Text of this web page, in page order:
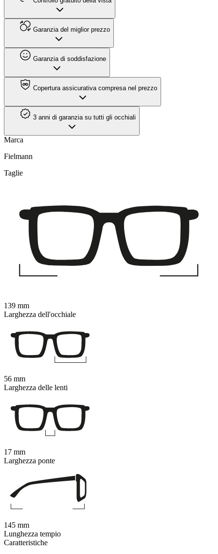
Garanzia del miglior prezzo
Garanzia di soddisfazione
Copertura assicurativa compresa nel prezzo
3 anni di garanzia su tutti gli occhiali
Marca
Fielmann
Caratteristiche
Taglie
139 mm
Larghezza dell'occhiale
56 mm
Larghezza delle lenti
17 mm
Larghezza ponte
145 mm
Lunghezza tempio